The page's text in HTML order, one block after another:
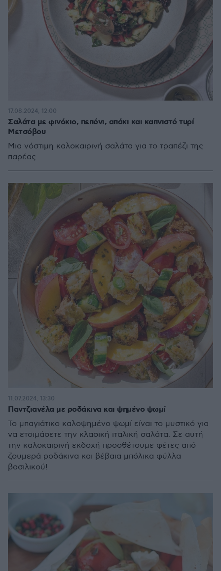
Σαλάτα με φινόκιο, πεπόνι, απάκι και καπνιστό τυρί
Μετσόβου
Μια νόστιμη καλοκαιρινή σαλάτα για το τραπέζι της
παρέας.
17.08.2024, 12:00
Παντζιανέλα με ροδάκινα και ψημένο ψωμί
Το μπαγιάτικο καλοψημένο ψωμί είναι το μυστικό για
να ετοιμάσετε την κλασική ιταλική σαλάτα. Σε αυτή
την καλοκαιρινή εκδοχή προσθέτουμε φέτες από
ζουμερά ροδάκινα και βέβαια μπόλικα φύλλα
βασιλικού!
11.07.2024, 13:30